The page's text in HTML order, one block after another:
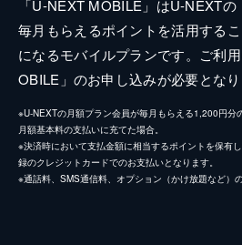
「U-NEXT MOBILE」はU-NEXT
毎月もらえるポイントを活用する
になるモバイルプランです。ご利
OBILE」のお申し込みが必要となり
※U-NEXTの月額プラン会員が毎月もらえる1,200円分
月額基本料の支払いに充てた場合。
※決済時において支払金額に相当するポイントを保有
録のクレジットカードでのお支払いとなります。
※通話料、SMS通信料、オプション（かけ放題など）